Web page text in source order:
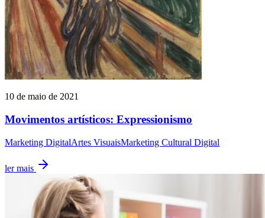
10 de maio de 2021
Movimentos artísticos: Expressionismo
Marketing DigitalArtes VisuaisMarketing Cultural Digital
ler mais